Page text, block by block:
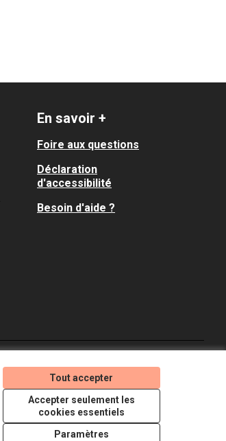
Tout accepter
Accepter seulement les
cookies essentiels
Paramètres
En savoir +
Foire aux questions
Déclaration
d'accessibilité
Besoin d'aide ?
(Lien externe)
(Lien externe)
(Lien externe)
Licence Creative
(Lien externe)